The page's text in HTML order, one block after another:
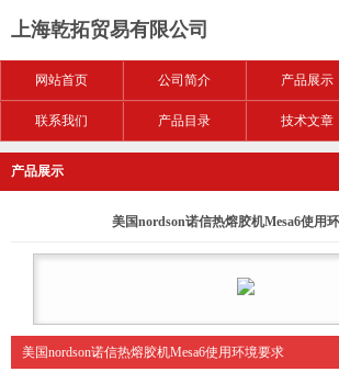
上海乾拓贸易有限公司
网站首页 公司简介 产品展示
联系我们 产品目录 技术文章
产品展示
美国nordson诺信热熔胶机Mesa6使用
美国nordson诺信热熔胶机Mesa6使用环境要求